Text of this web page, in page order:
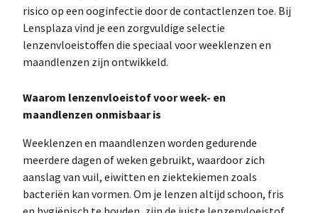
risico op een ooginfectie door de contactlenzen toe. Bij
Lensplaza vind je een zorgvuldige selectie
lenzenvloeistoffen die speciaal voor weeklenzen en
maandlenzen zijn ontwikkeld.
Waarom lenzenvloeistof voor week- en
maandlenzen onmisbaar is
Weeklenzen en maandlenzen worden gedurende
meerdere dagen of weken gebruikt, waardoor zich
aanslag van vuil, eiwitten en ziektekiemen zoals
bacteriën kan vormen. Om je lenzen altijd schoon, fris